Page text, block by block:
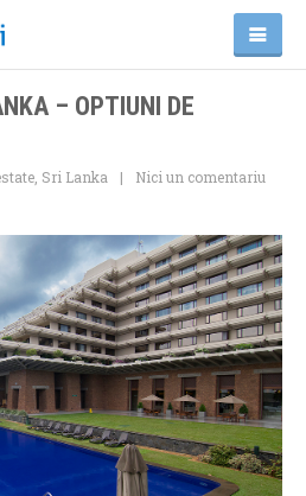
– OPTIUNI DE
Sri Lanka
Nici un comentariu